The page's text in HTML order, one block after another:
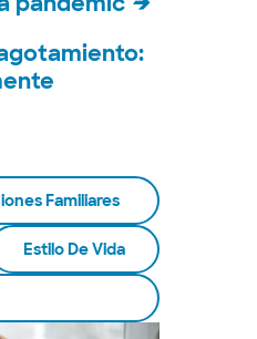
Familiares
Estilo De Vida